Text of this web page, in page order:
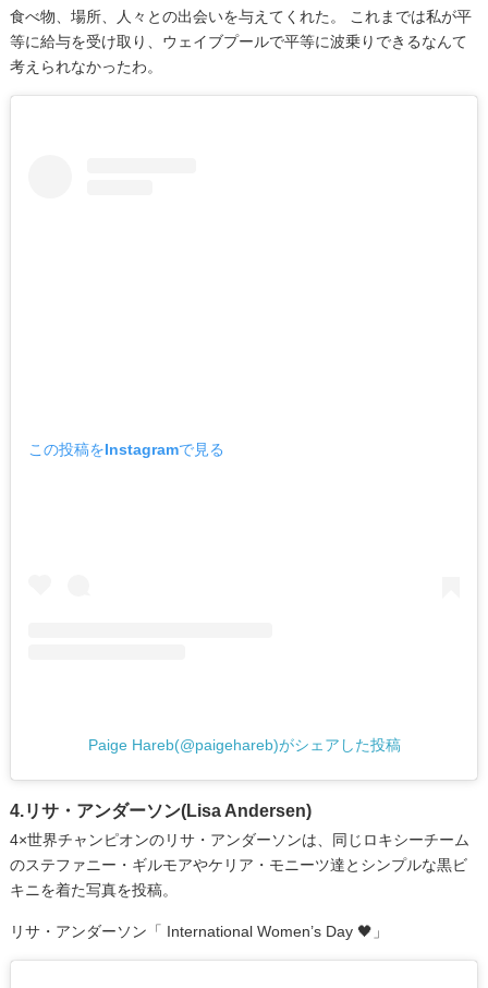
食べ物、場所、人々との出会いを与えてくれた。 これまでは私が平
等に給与を受け取り、ウェイブプールで平等に波乗りできるなんて
考えられなかったわ。
この投稿をInstagramで見る
Paige Hareb(@paigehareb)がシェアした投稿
4.リサ・アンダーソン(Lisa Andersen)
4×世界チャンピオンのリサ・アンダーソンは、同じロキシーチーム
のステファニー・ギルモアやケリア・モニーツ達とシンプルな黒ビ
キニを着た写真を投稿。
リサ・アンダーソン「 International Women’s Day 🖤」